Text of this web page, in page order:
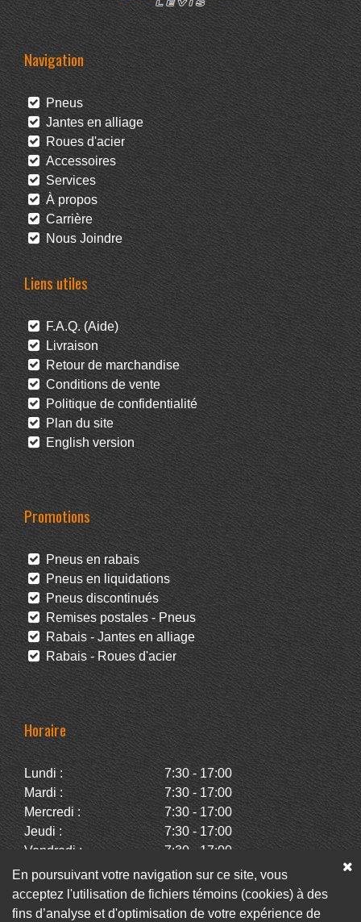
Navigation
Pneus
Jantes en alliage
Roues d'acier
Accessoires
Services
À propos
Carrière
Nous Joindre
Liens utiles
F.A.Q. (Aide)
Livraison
Retour de marchandise
Conditions de vente
Politique de confidentialité
Plan du site
English version
Promotions
Pneus en rabais
Pneus en liquidations
Pneus discontinués
Remises postales - Pneus
Rabais - Jantes en alliage
Rabais - Roues d'acier
Horaire
Lundi :
7:30 - 17:00
Mardi :
7:30 - 17:00
Mercredi :
7:30 - 17:00
Jeudi :
7:30 - 17:00
Vendredi :
7:30 - 17:00
Samedi :
Fermé
Dimanche :
Fermé
En poursuivant votre navigation sur ce site, vous
acceptez l'utilisation de fichiers témoins (cookies) à des
fins d’analyse et d'optimisation de votre expérience de